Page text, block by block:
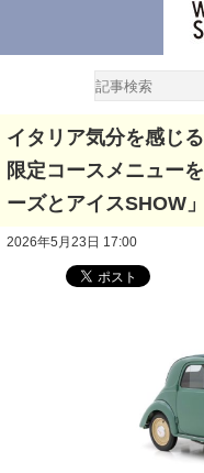
イタリア気分を感じ
限定コースメニュー
ーズとアイスSHOW
2026年5月23日 17:00